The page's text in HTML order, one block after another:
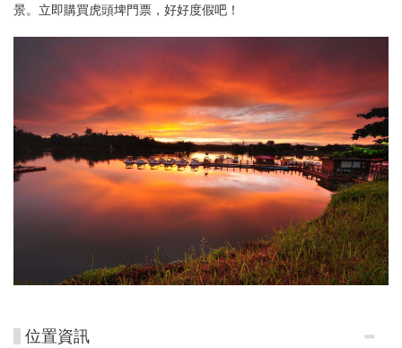
景。立即購買虎頭埤門票，好好度假吧！
位置資訊